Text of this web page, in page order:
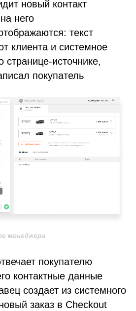
новый контакт
него
текст
клиента и системное
странице-источнике,
покупатель
менеджера
покупателю
контактные данные
создает из системного
заказ в Checkout